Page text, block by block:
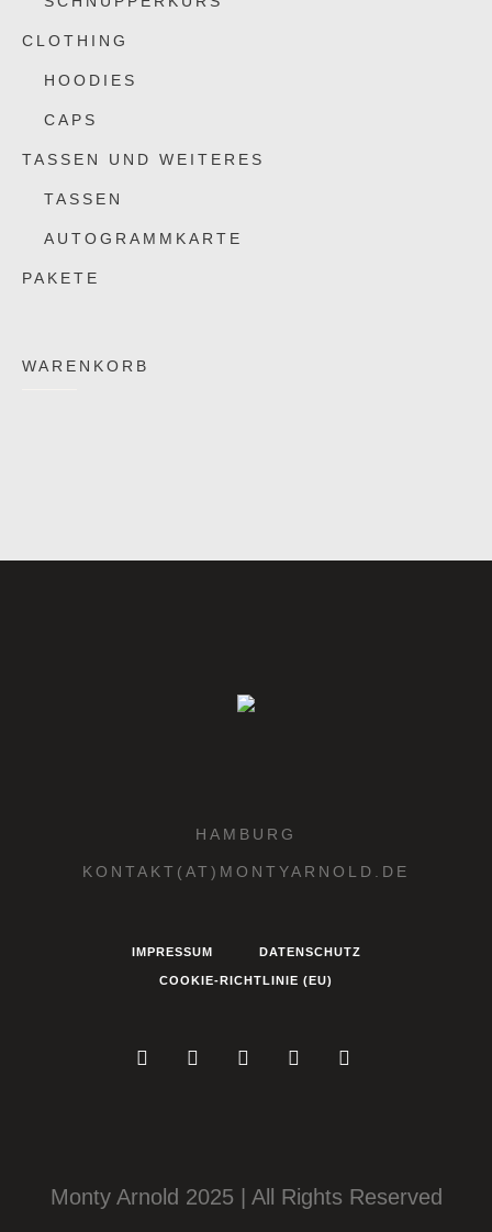
CLOTHING
HOODIES
CAPS
TASSEN UND WEITERES
TASSEN
AUTOGRAMMKARTE
PAKETE
WARENKORB
HAMBURG
KONTAKT(AT)MONTYARNOLD.DE
IMPRESSUM DATENSCHUTZ
COOKIE-RICHTLINIE (EU)
Monty Arnold 2025 | All Rights Reserved